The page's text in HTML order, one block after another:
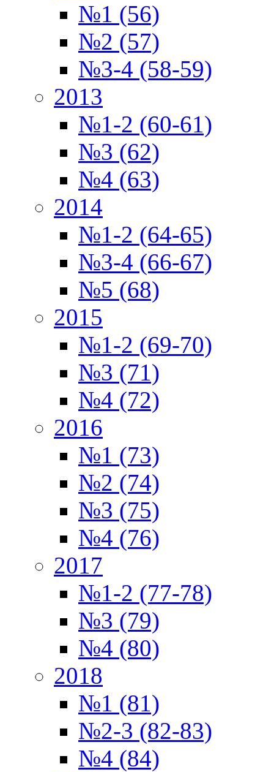
№1 (56)
№2 (57)
№3-4 (58-59)
2013
№1-2 (60-61)
№3 (62)
№4 (63)
2014
№1-2 (64-65)
№3-4 (66-67)
№5 (68)
2015
№1-2 (69-70)
№3 (71)
№4 (72)
2016
№1 (73)
№2 (74)
№3 (75)
№4 (76)
2017
№1-2 (77-78)
№3 (79)
№4 (80)
2018
№1 (81)
№2-3 (82-83)
№4 (84)